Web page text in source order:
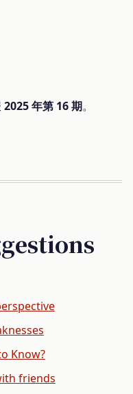
2025 年第 16 期。
Know?
friends